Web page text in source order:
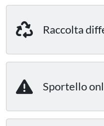
Raccolta
Sportello